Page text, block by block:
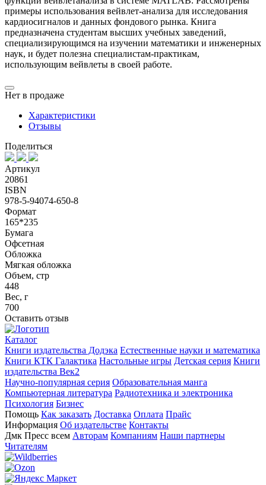
примеры использования вейвлет­-анализа для исследования
кардиосигналов и данных фондового рынка. Книга
предназначена студентам высших учебных заведений,
специализирующимся на изучении математики и инженерных
наук, и будет полезна специалистам-практикам,
использующим вейвлеты в своей работе.
Нет в продаже
Характеристики
Отзывы
Поделиться
Артикул
20861
ISBN
978-5-94074-650-8
Формат
165*235
Бумага
Офсетная
Обложка
Мягкая обложка
Объем, стр
448
Вес, г
700
Оставить отзыв
Каталог
Книги издательства Додэка Естественные науки и математика
Книги КТК Галактика Настольные игры Детская серия Книги
издательства Век2
Научно-популярная серия Образовательная манга
Компьютерная литература Радиотехника и электроника
Психология Бизнес
Помощь Как заказать Доставка Оплата Прайс
Информация Об издательстве Контакты
Дмк Пресс всем Авторам Компаниям Наши партнеры
Читателям